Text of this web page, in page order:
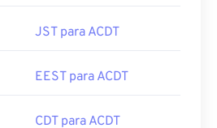
JST para ACDT
EEST para ACDT
CDT para ACDT